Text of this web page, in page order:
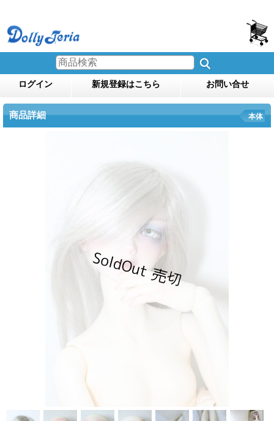
ログイン 新規登録はこちら お問い合せ
商品詳細 本体